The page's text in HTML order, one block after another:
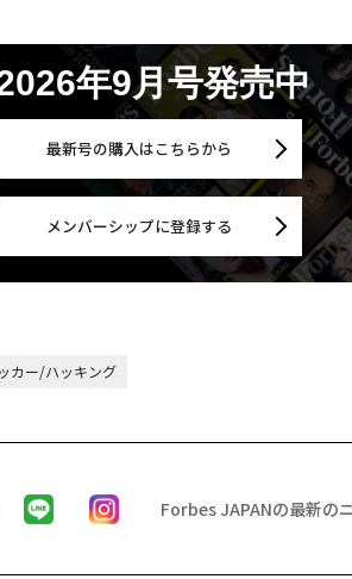
年9月号発売中
最新号の購入はこちらから
メンバーシップに登録する
カー/ハッキング
Forbes JAPANの最新の